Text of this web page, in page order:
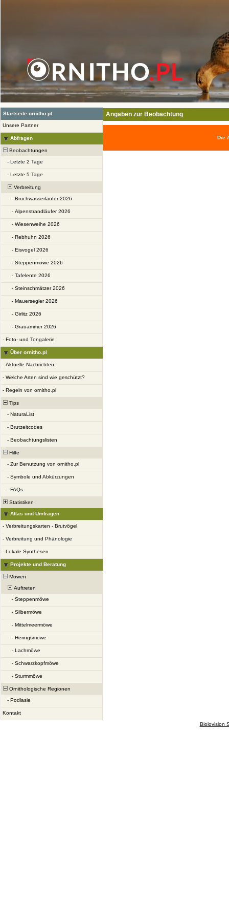
Startseite ornitho.pl
Unsere Partner
Abfragen
Beobachtungen
- Letzte 2 Tage
- Letzte 5 Tage
Verbreitung
- Bruchwasserläufer 2026
- Alpenstrandläufer 2026
- Wiesenweihe 2026
- Rebhuhn 2026
- Eisvogel 2026
- Steppenmöwe 2026
- Tafelente 2026
- Steinschmätzer 2026
- Mauersegler 2026
- Girlitz 2026
- Grauammer 2026
- Foto- und Tongalerie
Über ornitho.pl
- Aktuelle Nachrichten
- Welche Arten sind wie geschützt?
- Regeln von ornitho.pl
Tips
- NaturaList
- Brutzeitcodes
- Beobachtungslisten
Hilfe
- Zur Benutzung von ornitho.pl
- Symbole und Abkürzungen
- FAQs
Statistiken
Atlas und Umfragen
- Verbreitungskarten - Brutvögel
- Verbreitung und Phänologie
- Lokale Synthesen
Projekte und Beratung
Möwen
Auftreten
- Steppenmöwe
- Silbermöwe
- Mittelmeermöwe
- Heringsmöwe
- Lachmöwe
- Schwarzkopfmöwe
- Sturmmöwe
Ornithologische Regionen
- Podlasie
Kontakt
Angaben zur Beobachtung
Die
Biolovision